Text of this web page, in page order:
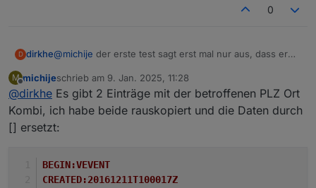
0
D dirkhe@michije der erste test sagt erst mal nur aus, dass er
Den anfang, den ich da sehe, sieht eher nacb
kontakten, anstatt kalender aus.
schau dir mal die daten an oder schicke sie mir mal per
ersetzen ausxxxx. Es reichen auch schon die ersten
M
Offline
michijeschrieb am 9. Jan. 2025, 11:28
zuletzt editiert von
@dirkhe Es gibt 2 Einträge mit der betroffenen PLZ Ort
Kombi, ich habe beide rauskopiert und die Daten durch
[] ersetzt:
BEGIN:VEVENT
CREATED:20161211T100017Z